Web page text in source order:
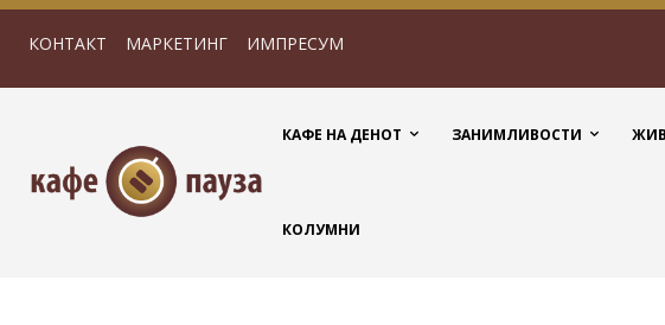
КОНТАКТ МАРКЕТИНГ ИМПРЕСУМ
КАФЕ НА ДЕНОТ ЗАНИМЛИВОСТИ
КОЛУМНИ